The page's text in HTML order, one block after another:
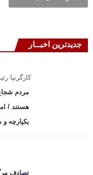
جدیدترین اخبــار
کارگرنیا
مردم
هستند /
یکپارچه
تصادف